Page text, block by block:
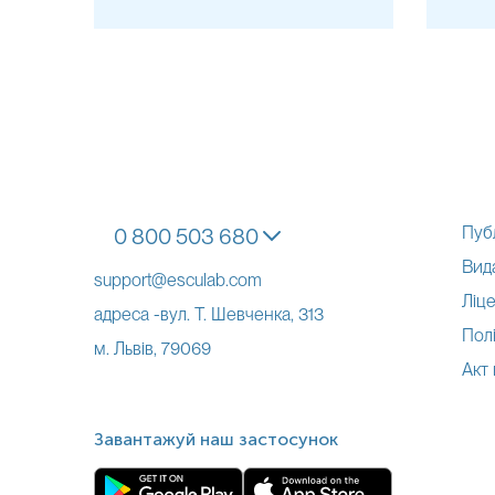
м. Рівне, вул. Київська, 56
м. Рівне, вул. Карнаухова, 31
м. Рівне, вул. Міцкевича, 30
м. Луцьк, п-т Молоді, 15
м. Володимир, вул. Ковельська, 134
0 800 503 680
support@esculab.com
адреса -вул. Т. Шевченка, 313
м. Львів, 79069
Акт
Завантажуй наш застосунок